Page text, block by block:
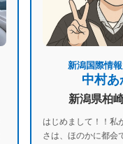
新潟国際情
中村あ
新潟県柏
はじめまして！！私
さは、ほのかに都会